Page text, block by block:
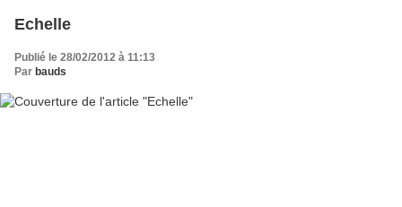
Echelle
Publié le 28/02/2012 à 11:13
Par bauds